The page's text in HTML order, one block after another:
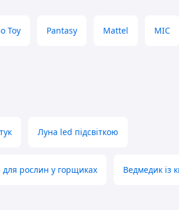
Toy Pantasy Mattel MIC
Луна led підсвіткою
для рослин у горщиках Ведмедик із